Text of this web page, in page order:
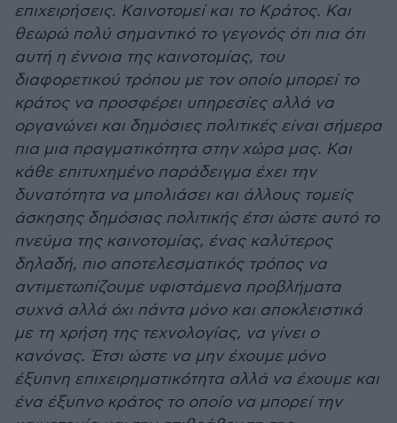
επιχειρήσεις. Καινοτομεί και το Κράτος. Και
θεωρώ πολύ σημαντικό το γεγονός ότι πια ότι
αυτή η έννοια της καινοτομίας, του
διαφορετικού τρόπου με τον οποίο μπορεί το
κράτος να προσφέρει υπηρεσίες αλλά να
οργανώνει και δημόσιες πολιτικές είναι σήμερα
πια μια πραγματικότητα στην χώρα μας. Και
κάθε επιτυχημένο παράδειγμα έχει την
δυνατότητα να μπολιάσει και άλλους τομείς
άσκησης δημόσιας πολιτικής έτσι ώστε αυτό το
πνεύμα της καινοτομίας, ένας καλύτερος
δηλαδή, πιο αποτελεσματικός τρόπος να
αντιμετωπίζουμε υφιστάμενα προβλήματα
συχνά αλλά όχι πάντα μόνο και αποκλειστικά
με τη χρήση της τεχνολογίας, να γίνει ο
κανόνας. Έτσι ώστε να μην έχουμε μόνο
έξυπνη επιχειρηματικότητα αλλά να έχουμε και
ένα έξυπνο κράτος το οποίο να μπορεί την